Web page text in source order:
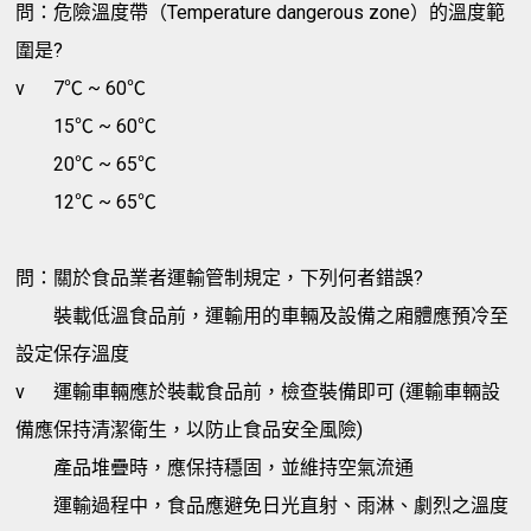
問：危險溫度帶（Temperature dangerous zone）的溫度範
圍是?
v
7℃ ~ 60℃
15℃ ~ 60℃
20℃ ~ 65℃
12℃ ~ 65℃
問：關於食品業者運輸管制規定，下列何者錯誤?
裝載低溫食品前，運輸用的車輛及設備之廂體應預冷至
設定保存溫度
v
運輸車輛應於裝載食品前，檢查裝備即可 (運輸車輛設
備應保持清潔衛生，以防止食品安全風險)
產品堆疊時，應保持穩固，並維持空氣流通
運輸過程中，食品應避免日光直射、雨淋、劇烈之溫度